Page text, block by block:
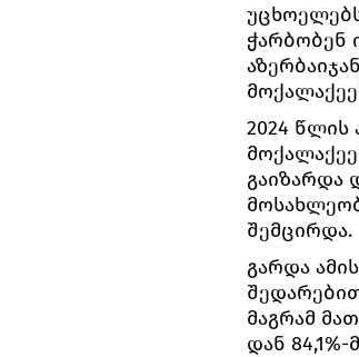
ჭარბობენ
2024 წლის
გაიზარდა
შემცირდა.
გარდა
მაგრამ
დან